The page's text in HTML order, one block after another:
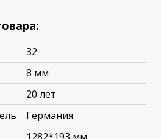
32
8 мм
20 лет
Германия